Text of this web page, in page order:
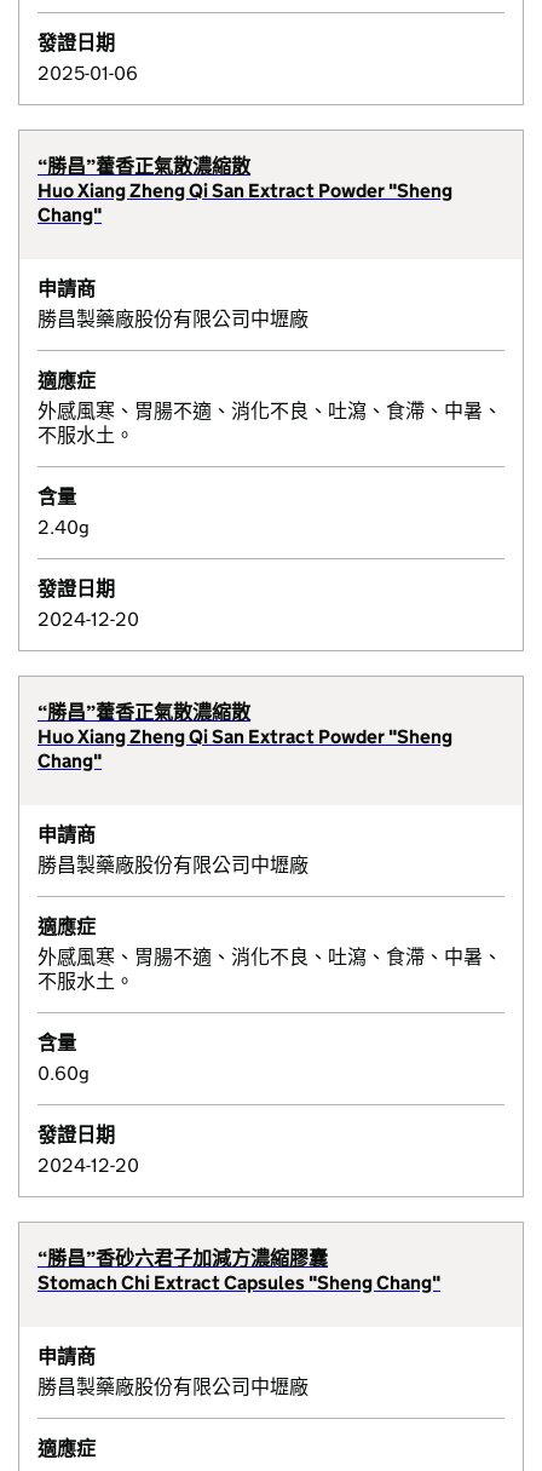
發證日期
2025-01-06
“勝昌”藿香正氣散濃縮散
Huo Xiang Zheng Qi San Extract Powder "Sheng
Chang"
申請商
勝昌製藥廠股份有限公司中壢廠
適應症
外感風寒、胃腸不適、消化不良、吐瀉、食滯、中暑、
不服水土。
含量
2.40g
發證日期
2024-12-20
“勝昌”藿香正氣散濃縮散
Huo Xiang Zheng Qi San Extract Powder "Sheng
Chang"
申請商
勝昌製藥廠股份有限公司中壢廠
適應症
外感風寒、胃腸不適、消化不良、吐瀉、食滯、中暑、
不服水土。
含量
0.60g
發證日期
2024-12-20
“勝昌”香砂六君子加減方濃縮膠囊
Stomach Chi Extract Capsules "Sheng Chang"
申請商
勝昌製藥廠股份有限公司中壢廠
適應症